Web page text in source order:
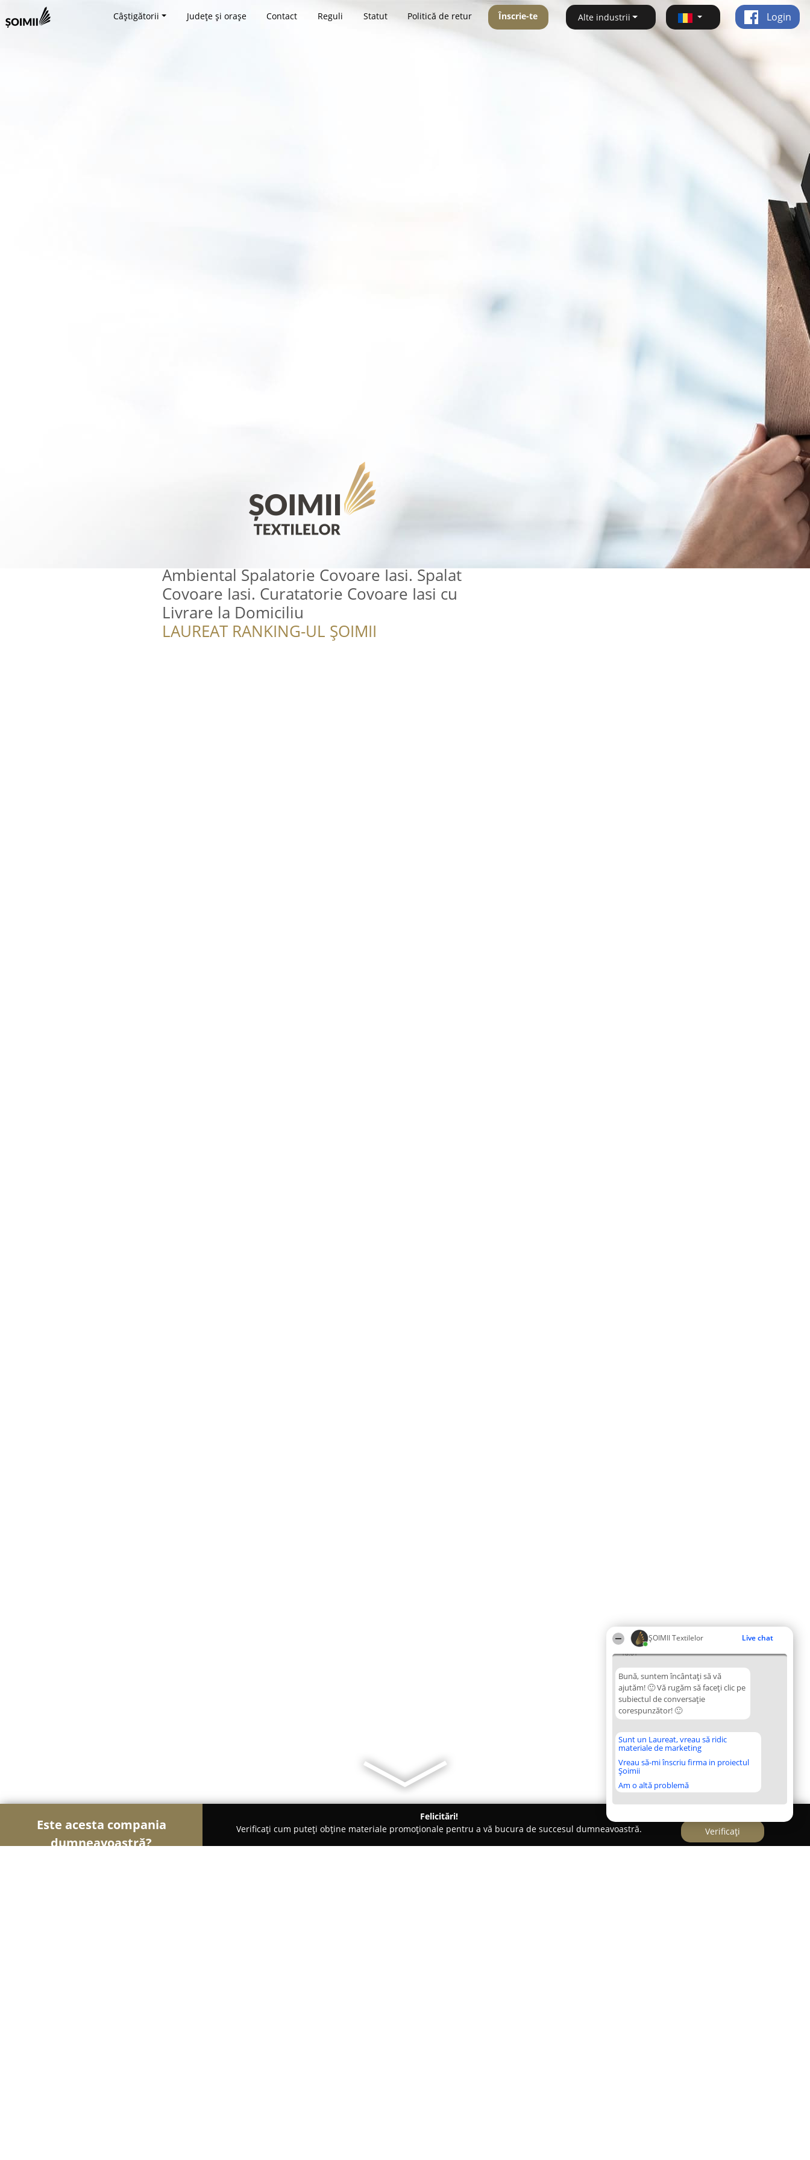
ȘOIMII Textilelor Live chat
18:01
Bună, suntem încântați să vă
ajutăm! 🙂 Vă rugăm să faceți clic pe
subiectul de conversație
corespunzător! 🙂
Sunt un Laureat, vreau să ridic
materiale de marketing
Vreau să-mi înscriu firma in proiectul
Șoimii
Am o altă problemă
Câștigătorii Județe și orașe Contact Reguli Statut Politică de retur Înscrie-te Alte industrii Login
Ambiental Spalatorie Covoare Iasi. Spalat
Covoare Iasi. Curatatorie Covoare Iasi cu
Livrare la Domiciliu
LAUREAT RANKING-UL ȘOIMII
Este acesta compania
dumneavoastră?
Felicitări!
Verificați cum puteți obține materiale promoționale pentru a vă bucura de succesul dumneavoastră.
Verificați